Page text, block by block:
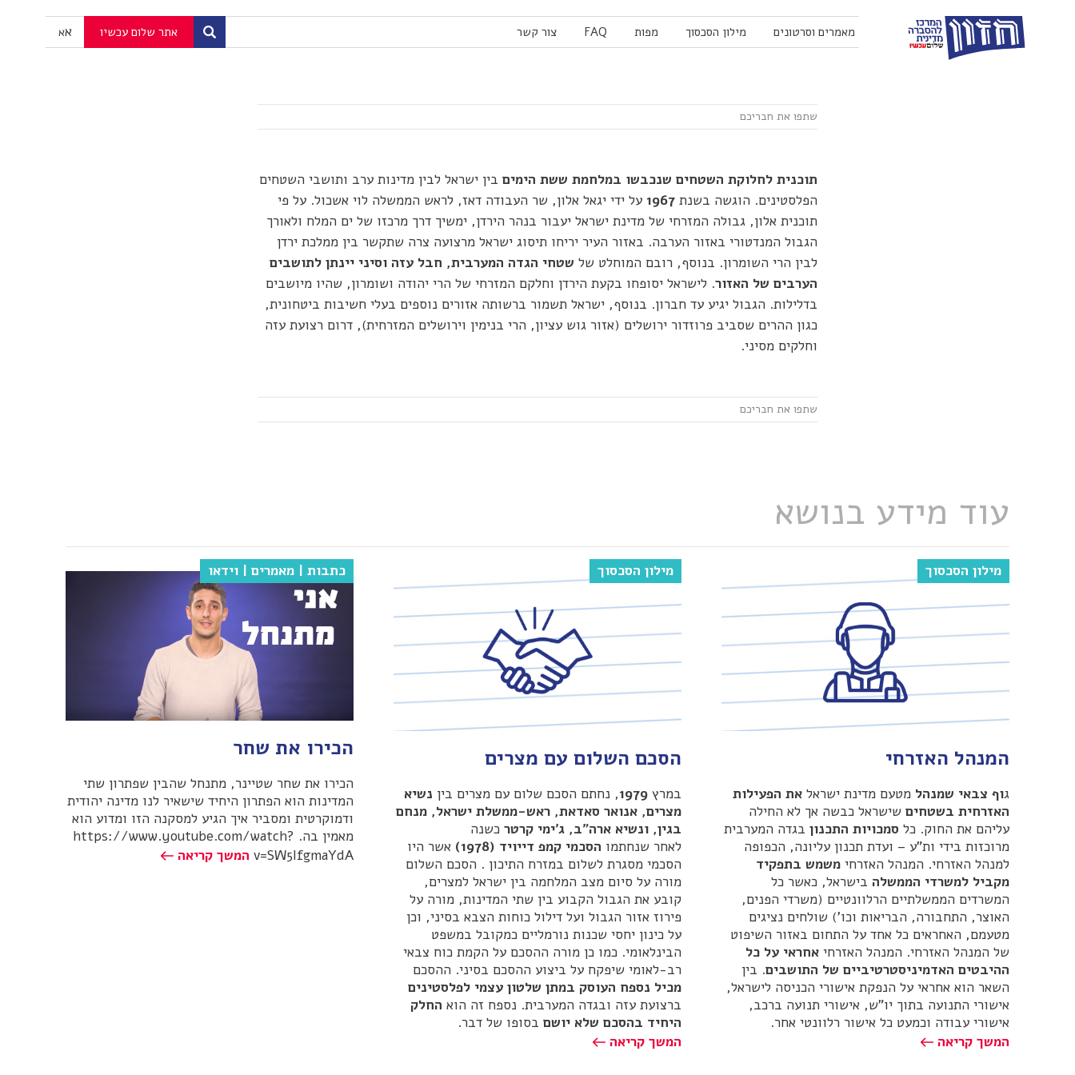
מאמרים וסרטונים מילון הסכסוך מפות FAQ צור קשר אא אתר שלום עכשיו
תוכנית לחלוקת השטחים שנכבשו במלחמת ששת הימים בין ישראל לבין מדינות ערב ותושבי השטחים
הפלסטינים. הוגשה בשנת 1967 על ידי יגאל אלון, שר העבודה דאז, לראש הממשלה לוי אשכול. על פי
תוכנית אלון, גבולה המזרחי של מדינת ישראל יעבור בנהר הירדן, ימשיך דרך מרכזו של ים המלח ולאורך
הגבול המנדטורי באזור הערבה. באזור העיר יריחו תיסוג ישראל מרצועה צרה שתקשר בין ממלכת ירדן
לבין הרי השומרון. בנוסף, רובם המוחלט של שטחי הגדה המערבית, חבל עזה וסיני יינתן לתושבים
הערבים של האזור. לישראל יסופחו בקעת הירדן וחלקם המזרחי של הרי יהודה ושומרון, שהיו מיושבים
בדלילות. הגבול יגיע עד חברון. בנוסף, ישראל תשמור ברשותה אזורים נוספים בעלי חשיבות ביטחונית,
כגון ההרים שסביב פרוזדור ירושלים (אזור גוש עציון, הרי בנימין וירושלים המזרחית), דרום רצועת עזה
וחלקים מסיני.
עוד מידע בנושא
מילון הסכסוך
המנהל האזרחי
גוף צבאי שמנהל מטעם מדינת ישראל את הפעילות
האזרחית בשטחים שישראל כבשה אך לא החילה
עליהם את החוק. כל סמכויות התכנון בגדה המערבית
מרוכזות בידי ות"ע – ועדת תכנון עליונה, הכפופה
למנהל האזרחי. המנהל האזרחי משמש בתפקיד
מקביל למשרדי הממשלה בישראל, כאשר כל
המשרדים הממשלתיים הרלוונטיים (משרדי הפנים,
האוצר, התחבורה, הבריאות וכו') שולחים נציגים
מטעמם, האחראים כל אחד על התחום באזור השיפוט
של המנהל האזרחי. המנהל האזרחי אחראי על כל
ההיבטים האדמיניסטרטיביים של התושבים. בין
השאר הוא אחראי על הנפקת אישורי הכניסה לישראל,
אישורי התנועה בתוך יו"ש, אישורי תנועה ברכב,
אישורי עבודה וכמעט כל אישור רלוונטי אחר.
המשך קריאה
מילון הסכסוך
הסכם השלום עם מצרים
במרץ 1979, נחתם הסכם שלום עם מצרים בין נשיא
מצרים, אנואר סאדאת, ראש-ממשלת ישראל, מנחם
בגין, ונשיא ארה"ב, ג'ימי קרטר כשנה
לאחר שנחתמו הסכמי קמפ דייויד (1978)
אשר היו
הסכמי מסגרת לשלום במזרח התיכון . הסכם השלום
מורה על סיום מצב המלחמה בין ישראל למצרים,
קובע את הגבול הקבוע בין שתי המדינות, מורה על
פירוז אזור הגבול ועל דילול כוחות הצבא בסיני, וכן
על כינון יחסי שכנות נורמליים כמקובל במשפט
הבינלאומי. כמו כן מורה ההסכם על הקמת כוח צבאי
רב-לאומי שיפקח על ביצוע ההסכם בסיני. ההסכם
מכיל נספח העוסק במתן שלטון עצמי לפלסטינים
ברצועת עזה ובגדה המערבית. נספח זה הוא החלק
היחיד בהסכם שלא יושם בסופו של דבר.
המשך קריאה
כתבות | מאמרים | וידאו
הכירו את שחר
הכירו את שחר שטיינר, מתנחל שהבין שפתרון שתי
המדינות הוא הפתרון היחיד שישאיר לנו מדינה יהודית
ודמוקרטית ומסביר איך הגיע למסקנה הזו ומדוע הוא
מאמין בה. https://www.youtube.com/watch?
v=SW5IfgmaYdA המשך קריאה